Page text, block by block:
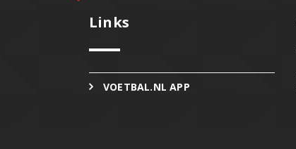
Links
VOETBAL.NL APP